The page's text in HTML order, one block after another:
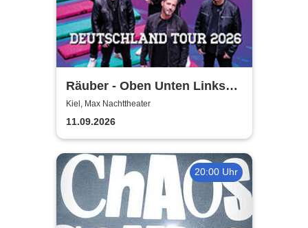
Räuber - Oben Unten Links
Rechts
Kiel, Max Nachttheater
11.09.2026
20:00 Uhr